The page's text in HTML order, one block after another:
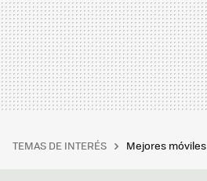
TEMAS DE INTERÉS Mejores móviles